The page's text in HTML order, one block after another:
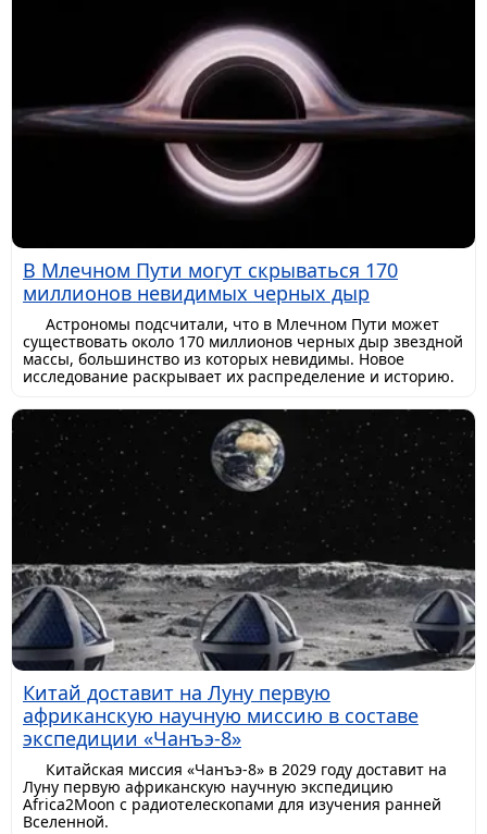
В Млечном Пути могут скрываться 170
миллионов невидимых черных дыр
Астрономы подсчитали, что в Млечном Пути может
существовать около 170 миллионов черных дыр звездной
массы, большинство из которых невидимы. Новое
исследование раскрывает их распределение и историю.
Китай доставит на Луну первую
африканскую научную миссию в составе
экспедиции «Чанъэ-8»
Китайская миссия «Чанъэ-8» в 2029 году доставит на
Луну первую африканскую научную экспедицию
Africa2Moon с радиотелескопами для изучения ранней
Вселенной.